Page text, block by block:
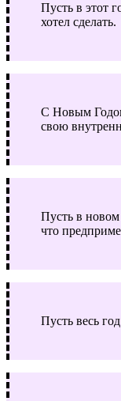
Пусть в этот
хотел сделать.
С Новым
свою
Пусть в
что
Пусть весь